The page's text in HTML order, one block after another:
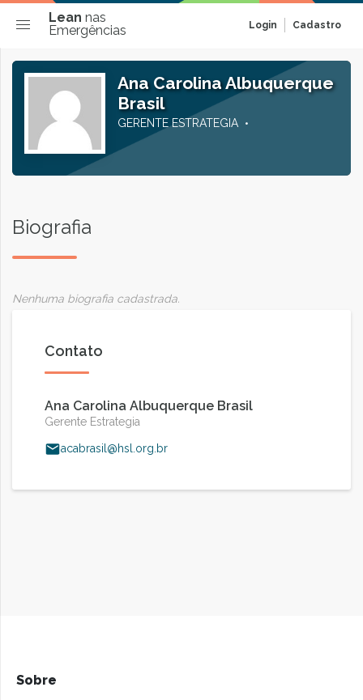
Lean nas
Emergências
Login Cadastro
Ana Carolina Albuquerque
Brasil
GERENTE ESTRATEGIA
Biografia
Nenhuma biografia cadastrada.
Contato
Ana Carolina Albuquerque Brasil
Gerente Estrategia
acabrasil@hsl.org.br
Sobre